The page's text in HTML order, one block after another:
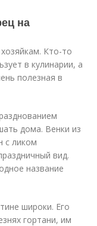
на
Кто-то
в кулинарии, а
полезная в
дома. Венки из
с ликом
вид.
название
широки. Его
гортани, им